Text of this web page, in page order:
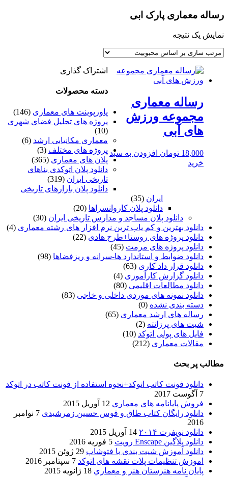
رساله معماری پارک ابی
نمایش یک نتیجه
رساله معماری
مجموعه ورزش
های آبی
18,000 تومان افزودن به سبد
خرید
اشتراک گذاری
دسته محصولات
پاورپوینت های معماری (146)
پروژه های تحلیل فضای شهری
(10)
معماری مکانیابی ارشد (6)
پروژه های مختلف (3)
پلان های معماری (365)
دانلود پلان اتوکدی بناهای
تاریخی ایران (319)
دانلود پلان بازارهای تاریخی
ایران (35)
دانلود پلان کاروانسراها (20)
دانلود پلان مساجد و مدارس تاریخی ایران (30)
دانلود بهترین و کم یاب ترین نرم افزار های رشته معماری (4)
دانلود پروژه های روستا+طرح هادی (22)
دانلود پروژه های مرمت (45)
دانلود ضوابط و استاندارد ها-سرانه و ریزفضاها (98)
دانلود قرار داد کاری (63)
دانلود گزارش کارآموزی (4)
دانلود مطالعات اقلیمی (80)
دانلود نمونه های موردی داخلی و خاجی (83)
دسته بندی نشده (0)
رساله های ارشد معماری (65)
شیت های پرزانته (2)
فایل های پولی اتوکد (10)
مقالات معماری (212)
مطالب پر بحث
دانلود فونت کاتب اتوکد+نحوه استفاده از فونت کاتب در اتوکد
7 آگوست 2017
فروش پایانامه های معماری 12 آوریل 2015
دانلود رایگان کتاب طاق و قوس حسین زمرشیدی
7 نوامبر
2016
دانلود نویفرت ۲۰۱۴
14 آوریل 2015
دانلود پلاگین Enscape رویت
5 فوریه 2016
دانلود آموزش شیت بندی با فتوشاپ 29 ژوئن 2015
اموزش تنظیمات پلات نقشه های اتوکد 7 سپتامبر 2016
پایان نامه هنرستان هنر و معماري 18 ژانویه 2015